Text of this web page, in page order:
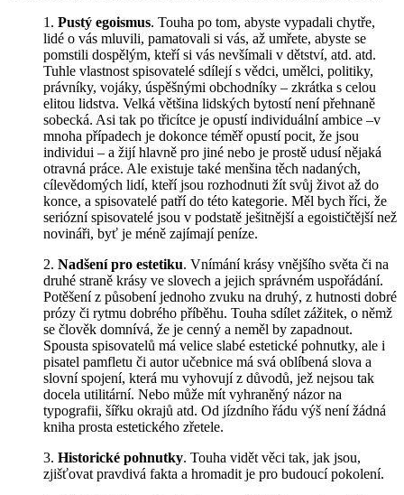
1. Pustý egoismus. Touha po tom, abyste vypadali chytře,
lidé o vás mluvili, pamatovali si vás, až umřete, abyste se
pomstili dospělým, kteří si vás nevšímali v dětství, atd. atd.
Tuhle vlastnost spisovatelé sdílejí s vědci, umělci, politiky,
právníky, vojáky, úspěšnými obchodníky – zkrátka s celou
elitou lidstva. Velká většina lidských bytostí není přehnaně
sobecká. Asi tak po třicítce je opustí individuální ambice –v
mnoha případech je dokonce téměř opustí pocit, že jsou
individui – a žijí hlavně pro jiné nebo je prostě udusí nějaká
otravná práce. Ale existuje také menšina těch nadaných,
cílevědomých lidí, kteří jsou rozhodnuti žít svůj život až do
konce, a spisovatelé patří do této kategorie. Měl bych říci, že
seriózní spisovatelé jsou v podstatě ješitnější a egoističtější než
novináři, byť je méně zajímají peníze.
2. Nadšení pro estetiku. Vnímání krásy vnějšího světa či na
druhé straně krásy ve slovech a jejich správném uspořádání.
Potěšení z působení jednoho zvuku na druhý, z hutnosti dobré
prózy či rytmu dobrého příběhu. Touha sdílet zážitek, o němž
se člověk domnívá, že je cenný a neměl by zapadnout.
Spousta spisovatelů má velice slabé estetické pohnutky, ale i
pisatel pamfletu či autor učebnice má svá oblíbená slova a
slovní spojení, která mu vyhovují z důvodů, jež nejsou tak
docela utilitární. Nebo může mít vyhraněný názor na
typografii, šířku okrajů atd. Od jízdního řádu výš není žádná
kniha prosta estetického zřetele.
3. Historické pohnutky. Touha vidět věci tak, jak jsou,
zjišťovat pravdivá fakta a hromadit je pro budoucí pokolení.